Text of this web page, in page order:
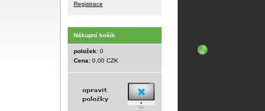
Registrace
Nákupní košík
položek: 0
Cena: 0,00 CZK